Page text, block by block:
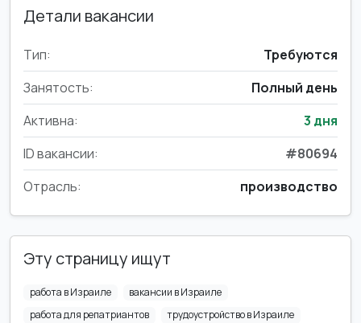
Детали вакансии
Тип:
Требуются
Занятость:
Полный день
Активна:
3 дня
ID вакансии:
#80694
Отрасль:
производство
Эту страницу ищут
работа в Израиле
вакансии в Израиле
работа для репатриантов
трудоустройство в Израиле